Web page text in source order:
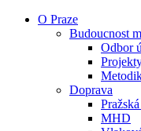
O Praze
Budoucnost
Odbor
Doprava
MHD